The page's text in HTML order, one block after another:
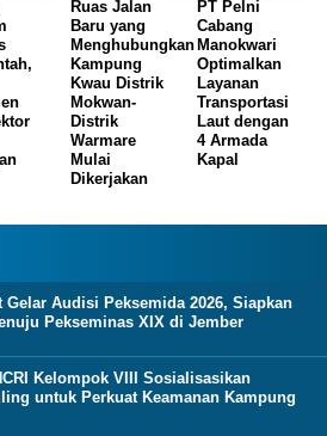
Ruas Jalan
Baru yang
Menghubungkan
Kampung
Kwau Distrik
Mokwan-
Distrik
Warmare
Mulai
Dikerjakan
PT Pelni
Cabang
Manokwari
Optimalkan
Layanan
Transportasi
Laut dengan
4 Armada
Kapal
Gelar Audisi Peksemida 2026, Siapkan
Pekseminas XIX di Jember
Kelompok VIII Sosialisasikan
untuk Perkuat Keamanan Kampung